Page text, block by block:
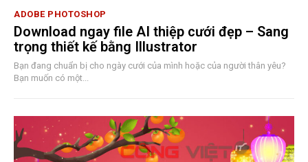
ADOBE PHOTOSHOP
Download ngay file AI thiệp cưới đẹp – Sang
trọng thiết kế bằng Illustrator
Bạn đang chuẩn bị cho ngày cưới của mình hoặc của người thân yêu?
Bạn muốn có một...